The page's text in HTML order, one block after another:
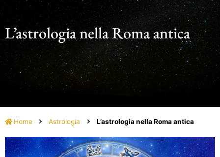
L’astrologia nella Roma antica
Home Astrologia L’astrologia nella Roma antica